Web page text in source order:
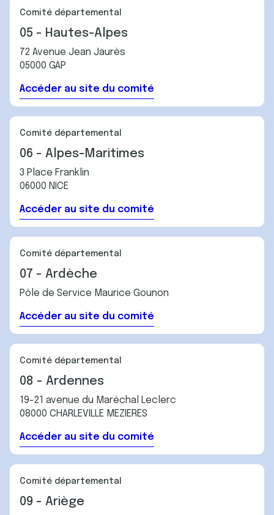
Comité départemental
05 - Hautes-Alpes
72 Avenue Jean Jaurès
05000 GAP
Accéder au site du comité
Comité départemental
06 - Alpes-Maritimes
3 Place Franklin
06000 NICE
Accéder au site du comité
Comité départemental
07 - Ardèche
Pôle de Service Maurice Gounon
Accéder au site du comité
Comité départemental
08 - Ardennes
19-21 avenue du Maréchal Leclerc
08000 CHARLEVILLE MEZIERES
Accéder au site du comité
Comité départemental
09 - Ariège